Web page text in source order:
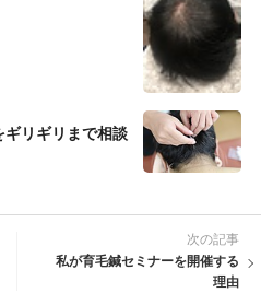
リギリまで相談
次の記事
私が育毛鍼セミナーを開催する
理由